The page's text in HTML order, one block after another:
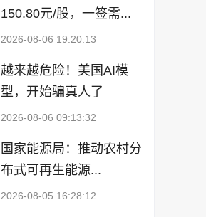
150.80元/股，一签需...
2026-08-06 19:20:13
越来越危险！美国AI模
型，开始骗真人了
2026-08-06 09:13:32
国家能源局：推动农村分
布式可再生能源...
2026-08-05 16:28:12